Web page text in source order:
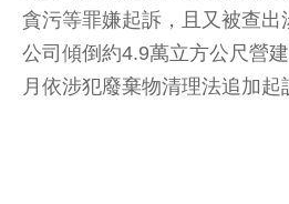
貪污等罪嫌起訴，且又被查出
公司傾倒約4.9萬立方公尺營
月依涉犯廢棄物清理法追加起